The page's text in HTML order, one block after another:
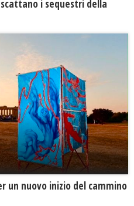
i sequestri della
un nuovo inizio del cammino